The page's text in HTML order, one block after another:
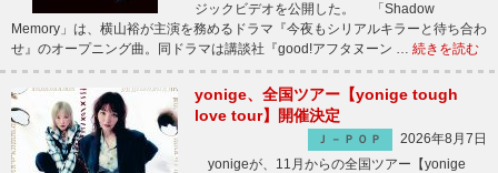
ジックビデオを公開した。 「Shadow
Memory」は、横山裕が主演を務めるドラマ『今夜もシリアルキラーと待ち合わ
せ』のオープニング曲。同ドラマは講談社『good!アフタヌーン … 続きを読む
yonige、全国ツアー【yonige tough
love tour】開催決定
Ｊ－ＰＯＰ
2026年8月7日
yonigeが、11月からの全国ツアー【yonige